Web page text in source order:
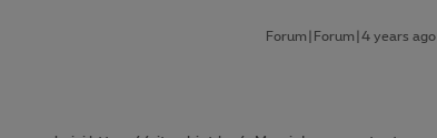
Forum|Forum|4 years ago